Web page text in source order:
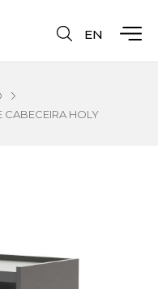
EN
CABECEIRA HOLY